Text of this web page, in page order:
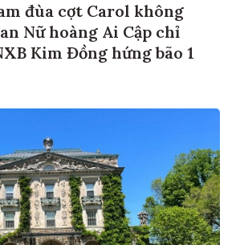
đùa cợt Carol không
Nữ hoàng Ai Cập chỉ
Kim Đồng hứng bão 1